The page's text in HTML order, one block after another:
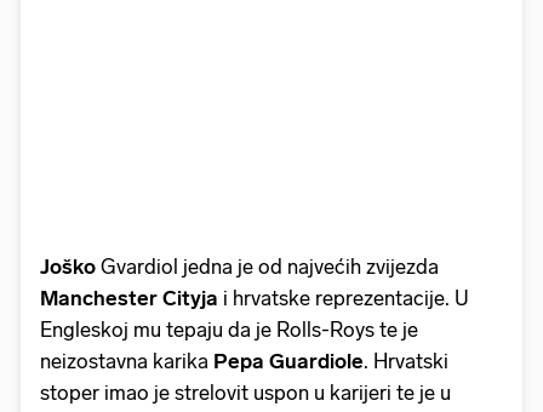
Joško Gvardiol jedna je od najvećih zvijezda
Manchester Cityja i hrvatske reprezentacije. U
Engleskoj mu tepaju da je Rolls-Roys te je
neizostavna karika Pepa Guardiole. Hrvatski
stoper imao je strelovit uspon u karijeri te je u